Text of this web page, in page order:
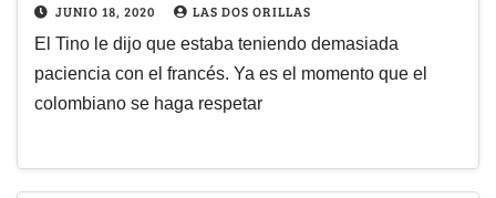
JUNIO 18, 2020 LAS DOS ORILLAS
El Tino le dijo que estaba teniendo demasiada
paciencia con el francés. Ya es el momento que el
colombiano se haga respetar